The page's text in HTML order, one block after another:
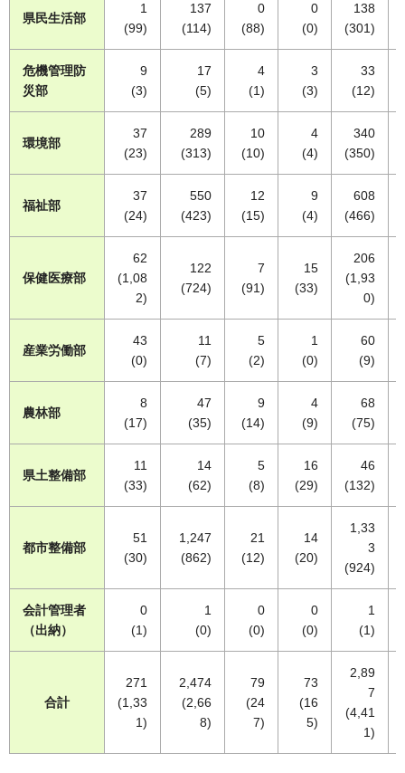
県民生活部
1
(99)
137
(114)
0
(88)
0
(0)
138
(301)
危機管理防
災部
9
(3)
17
(5)
4
(1)
3
(3)
33
(12)
環境部
37
(23)
289
(313)
10
(10)
4
(4)
340
(350)
福祉部
37
(24)
550
(423)
12
(15)
9
(4)
608
(466)
保健医療部
62
(1,08
2)
122
(724)
7
(91)
15
(33)
206
(1,93
0)
産業労働部
43
(0)
11
(7)
5
(2)
1
(0)
60
(9)
農林部
8
(17)
47
(35)
9
(14)
4
(9)
68
(75)
県土整備部
11
(33)
14
(62)
5
(8)
16
(29)
46
(132)
都市整備部
51
(30)
1,247
(862)
21
(12)
14
(20)
1,33
3
(924)
会計管理者
（出納）
0
(1)
1
(0)
0
(0)
0
(0)
1
(1)
合計
271
(1,33
1)
2,474
(2,66
8)
79
(24
7)
73
(16
5)
2,89
7
(4,41
1)